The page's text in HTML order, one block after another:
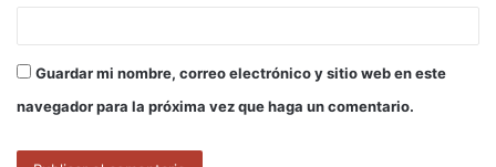
Guardar mi nombre, correo electrónico y sitio web en este
navegador para la próxima vez que haga un comentario.